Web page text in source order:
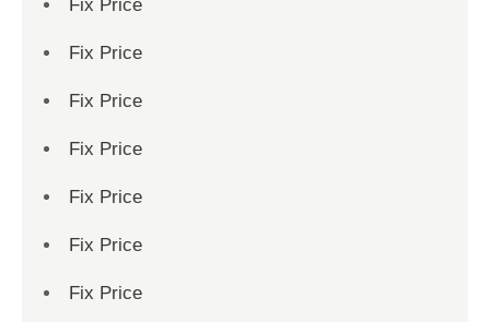
Fix Price
Fix Price
Fix Price
Fix Price
Fix Price
Fix Price
Fix Price